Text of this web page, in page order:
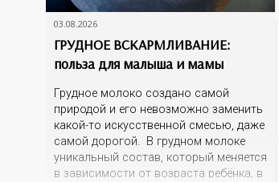
03.08.2026
ГРУДНОЕ ВСКАРМЛИВАНИЕ:
польза для малыша и мамы
Грудное молоко создано самой
природой и его невозможно заменить
какой-то искусственной смесью, даже
самой дорогой. В грудном молоке
уникальный состав, который меняется
в зависимости от возраста ребёнка, в